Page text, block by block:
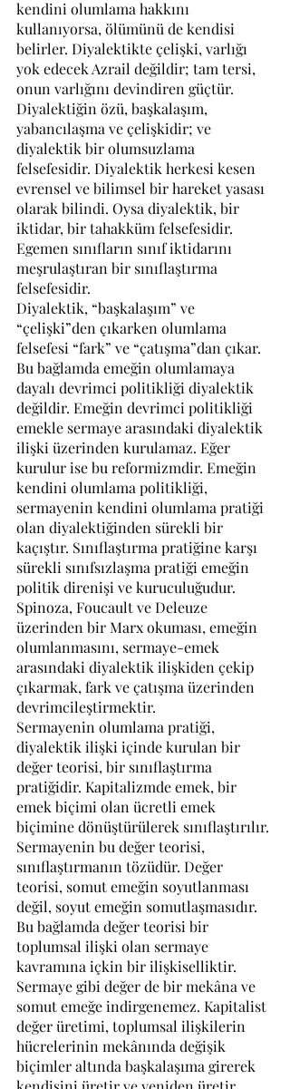
kendini olumlama hakkını
kullanıyorsa, ölümünü de kendisi
belirler. Diyalektikte çelişki, varlığı
yok edecek Azrail değildir; tam tersi,
onun varlığını devindiren güçtür.
Diyalektiğin özü, başkalaşım,
yabancılaşma ve çelişkidir; ve
diyalektik bir olumsuzlama
felsefesidir. Diyalektik herkesi kesen
evrensel ve bilimsel bir hareket yasası
olarak bilindi. Oysa diyalektik, bir
iktidar, bir tahakküm felsefesidir.
Egemen sınıfların sınıf iktidarını
meşrulaştıran bir sınıflaştırma
felsefesidir.
Diyalektik, “başkalaşım” ve
“çelişki”den çıkarken olumlama
felsefesi “fark” ve “çatışma”dan çıkar.
Bu bağlamda emeğin olumlamaya
dayalı devrimci politikliği diyalektik
değildir. Emeğin devrimci politikliği
emekle sermaye arasındaki diyalektik
ilişki üzerinden kurulamaz. Eğer
kurulur ise bu reformizmdir. Emeğin
kendini olumlama politikliği,
sermayenin kendini olumlama pratiği
olan diyalektiğinden sürekli bir
kaçıştır. Sınıflaştırma pratiğine karşı
sürekli sınıfsızlaşma pratiği emeğin
politik direnişi ve kuruculuğudur.
Spinoza, Foucault ve Deleuze
üzerinden bir Marx okuması, emeğin
olumlanmasını, sermaye-emek
arasındaki diyalektik ilişkiden çekip
çıkarmak, fark ve çatışma üzerinden
devrimcileştirmektir.
Sermayenin olumlama pratiği,
diyalektik ilişki içinde kurulan bir
değer teorisi, bir sınıflaştırma
pratiğidir. Kapitalizmde emek, bir
emek biçimi olan ücretli emek
biçimine dönüştürülerek sınıflaştırılır.
Sermayenin bu değer teorisi,
sınıflaştırmanın tözüdür. Değer
teorisi, somut emeğin soyutlanması
değil, soyut emeğin somutlaşmasıdır.
Bu bağlamda değer teorisi bir
toplumsal ilişki olan sermaye
kavramına içkin bir ilişkiselliktir.
Sermaye gibi değer de bir mekâna ve
somut emeğe indirgenemez. Kapitalist
değer üretimi, toplumsal ilişkilerin
hücrelerinin mekânında değişik
biçimler altında başkalaşıma girerek